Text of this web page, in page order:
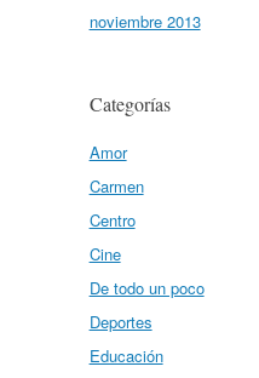
noviembre 2013
Categorías
Amor
Carmen
Centro
Cine
De todo un poco
Deportes
Educación